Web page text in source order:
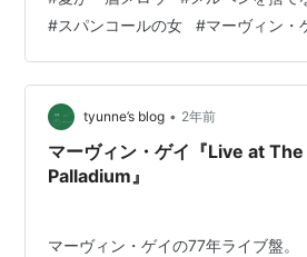
伝説って、すごいバンド名ですけど
のアルバムの邦題からとったとのこ
ぁ」と納得したりしました。 やっ
イが好きだってことは、ソウルや
ク・ミュージックを下敷きにしたポ…
#スパンコールの女 #マーヴィン・
tyunne’s blog • 2年前
マーヴィン・ゲイ『Live at
Palladium』